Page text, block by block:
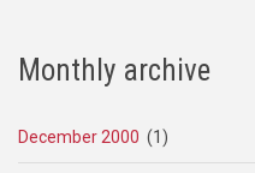
Monthly archive
December 2000 (1)